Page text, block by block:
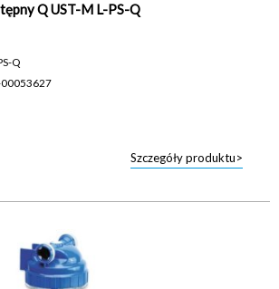
Q UST-M L-PS-Q
Q
00053627
Szczegóły produktu>